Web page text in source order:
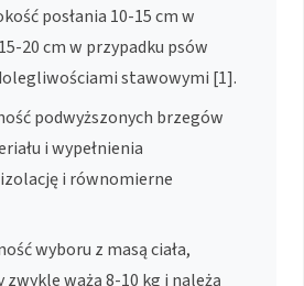
posłania 10-15 cm w
20 cm w przypadku psów
stawowymi [1].
podwyższonych brzegów
i wypełnienia
i równomierne
wyboru z masą ciała,
ważą 8-10 kg i należą